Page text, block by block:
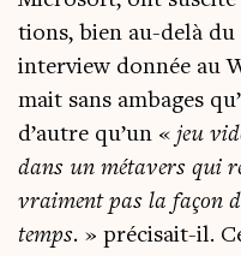
tions, bien au-delà du
inter­view don­née au
mait sans ambages
d’autre qu’un « jeu
dans un méta­vers qui
vrai­ment pas la façon
temps. » pré­ci­sait-il.